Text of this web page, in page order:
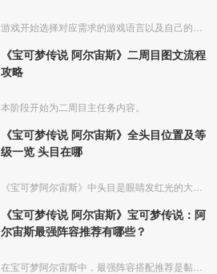
《宝可梦传说 阿尔宙斯》二周目图文流程
攻略
本阶段开始为二周目主任务内容。
《宝可梦传说 阿尔宙斯》全头目位置及等
级一览 头目在哪
《宝可梦传说 阿尔宙斯》宝可梦传说：阿
尔宙斯最强阵容推荐有哪些？